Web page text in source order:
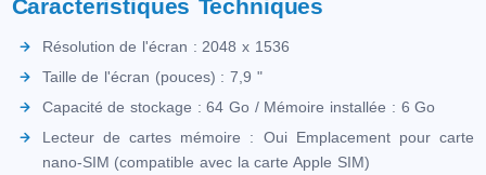
Caracteristiques Techniques
Résolution de l'écran : 2048 x 1536
Taille de l'écran (pouces) : 7,9 "
Capacité de stockage : 64 Go / Mémoire installée : 6 Go
Lecteur de cartes mémoire : Oui Emplacement pour carte
nano-SIM (compatible avec la carte Apple SIM)